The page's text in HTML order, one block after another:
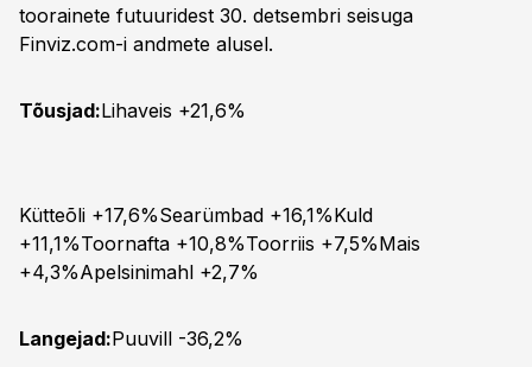
toorainete futuuridest 30. detsembri seisuga
Finviz.com-i andmete alusel.
Tõusjad:Lihaveis +21,6%
Kütteõli +17,6%Searümbad +16,1%Kuld
+11,1%Toornafta +10,8%Toorriis +7,5%Mais
+4,3%Apelsinimahl +2,7%
Langejad:Puuvill -36,2%